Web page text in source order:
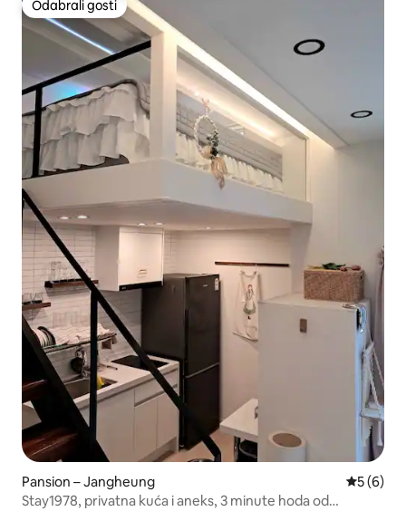
Odabrali gosti
Odabrali gosti
Pansion – Jangheung
5 (6)
Stay1978, privatna kuća i aneks, 3 minute hoda od